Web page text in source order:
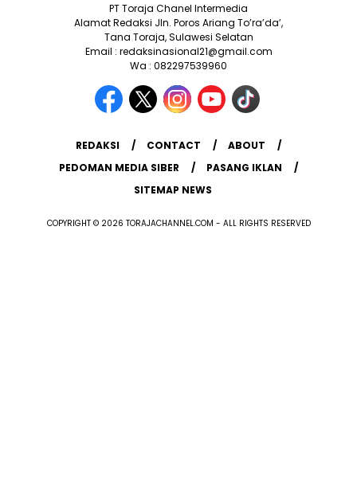
PT Toraja Chanel Intermedia
Alamat Redaksi Jln. Poros Ariang To’ra’da’,
Tana Toraja, Sulawesi Selatan
Email : redaksinasional21@gmail.com
Wa : 082297539960
REDAKSI CONTACT
ABOUT
PEDOMAN MEDIA SIBER
PASANG IKLAN
SITEMAP NEWS
COPYRIGHT © 2026 TORAJACHANNEL.COM - ALL RIGHTS RESERVED